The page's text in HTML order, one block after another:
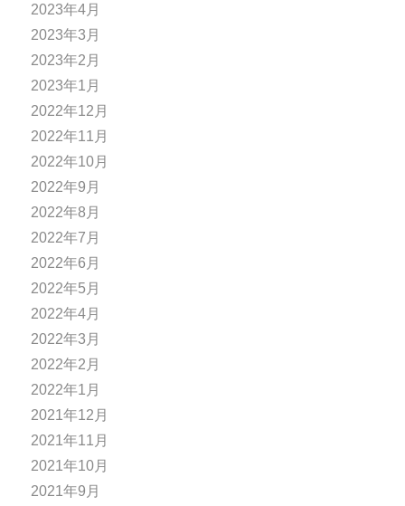
2023年4月
2023年3月
2023年2月
2023年1月
2022年12月
2022年11月
2022年10月
2022年9月
2022年8月
2022年7月
2022年6月
2022年5月
2022年4月
2022年3月
2022年2月
2022年1月
2021年12月
2021年11月
2021年10月
2021年9月